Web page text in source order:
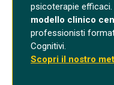
psicoterapie efficaci.
modello clinico
professionisti
Cognitivi.
Scopri il nostro